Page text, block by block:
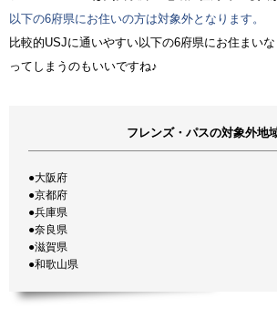
以下の6府県にお住いの方は対象外となります。
比較的USJに通いやすい以下の6府県にお住まい
ってしまうのもいいですね♪
フレンズ・パスの対象外地
●大阪府
●京都府
●兵庫県
●奈良県
●滋賀県
●和歌山県